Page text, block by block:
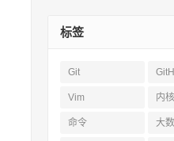
标签
Git
Vim 内核
命令 大